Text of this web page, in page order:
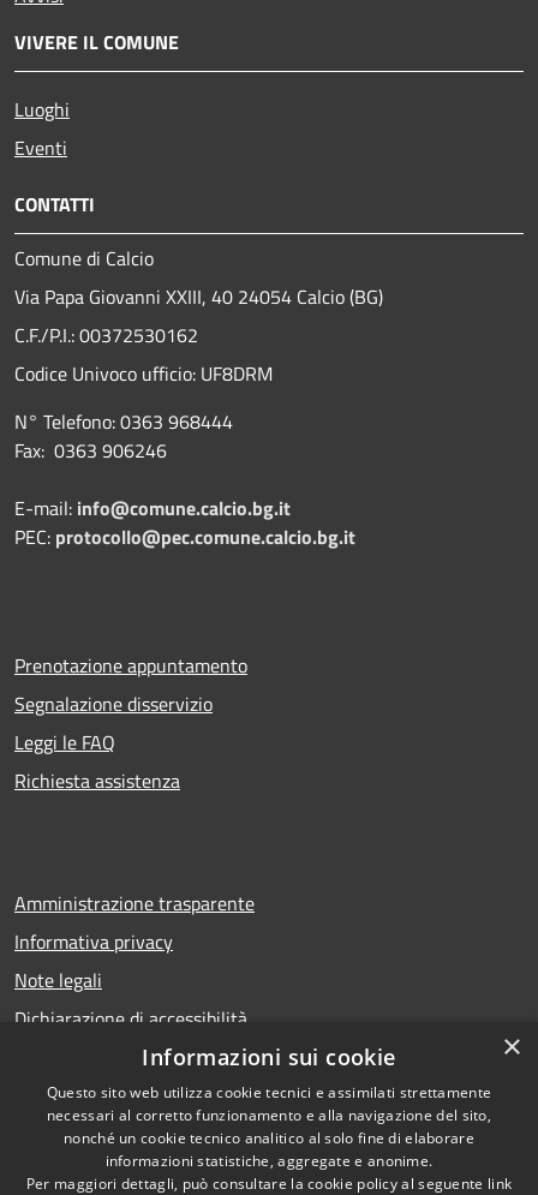
VIVERE IL COMUNE
Luoghi
Eventi
CONTATTI
Comune di Calcio
Via Papa Giovanni XXIII, 40 24054 Calcio (BG)
C.F./P.I.: 00372530162
Codice Univoco ufficio: UF8DRM
N° Telefono: 0363 968444
Fax: 0363 906246
E-mail: info@comune.calcio.bg.it
PEC: protocollo@pec.comune.calcio.bg.it
Prenotazione appuntamento
Segnalazione disservizio
Leggi le FAQ
Richiesta assistenza
Amministrazione trasparente
Informativa privacy
Note legali
Dichiarazione di accessibilità
RSS
Accessibilità
Privacy
Copyright © 2026 • Comune di
Calcio • Powered by
Municipium•Accesso
×
Informazioni sui cookie
Questo sito web utilizza cookie tecnici e assimilati strettamente
necessari al corretto funzionamento e alla navigazione del sito,
nonché un cookie tecnico analitico al solo fine di elaborare
informazioni statistiche, aggregate e anonime.
Per maggiori dettagli, può consultare la cookie policy al seguente link